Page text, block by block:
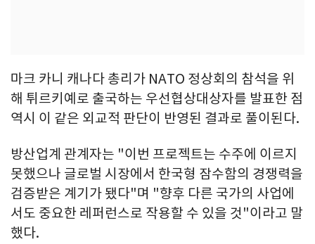
마크 카니 캐나다 총리가 NATO 정상회의 참석을 위
해 튀르키예로 출국하는 우선협상대상자를 발표한 점
역시 이 같은 외교적 판단이 반영된 결과로 풀이된다.
방산업계 관계자는 "이번 프로젝트는 수주에 이르지
못했으나 글로벌 시장에서 한국형 잠수함의 경쟁력을
검증받은 계기가 됐다"며 "향후 다른 국가의 사업에
서도 중요한 레퍼런스로 작용할 수 있을 것"이라고 말
했다.